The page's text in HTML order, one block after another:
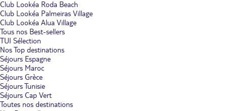
Club Lookéa Roda Beach
Club Lookéa Palmeiras Village
Club Lookéa Alua Village
Tous nos Best-sellers
TUI Sélection
Nos Top destinations
Séjours Espagne
Séjours Maroc
Séjours Grèce
Séjours Tunisie
Séjours Cap Vert
Toutes nos destinations